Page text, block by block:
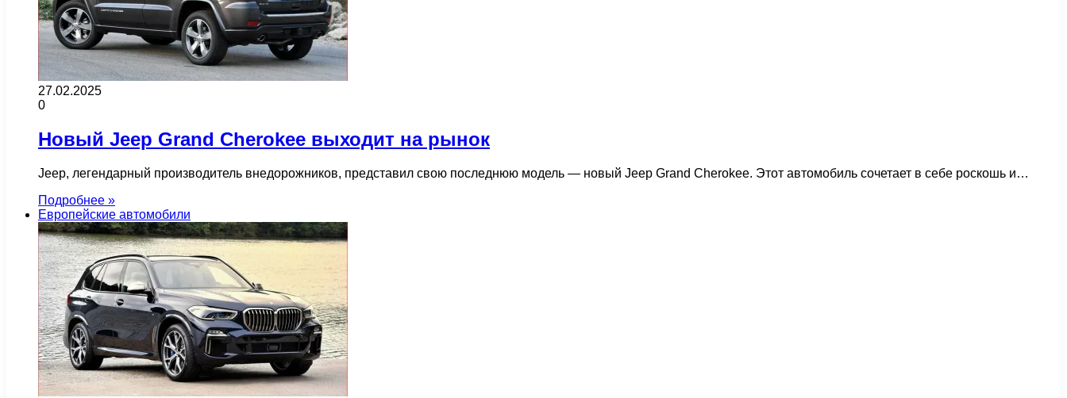
27.02.2025
0
Новый Jeep Grand Cherokee выходит на рынок
Jeep, легендарный производитель внедорожников, представил свою последнюю модель — новый Jeep Grand Cherokee. Этот автомобиль сочетает в себе роскошь и…
Подробнее »
Европейские автомобили